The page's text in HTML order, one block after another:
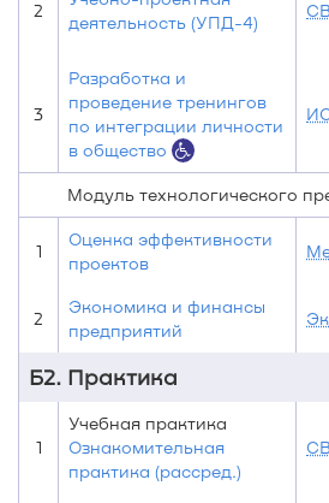
2
деятельность (УПД-4)
3
Разработка и
проведение тренингов
по интеграции личности
в общество
Модуль технологического
1
Оценка эффективности
проектов
2
Экономика и финансы
предприятий
Б2. Практика
1
Учебная практика
Ознакомительная
практика (рассред.)